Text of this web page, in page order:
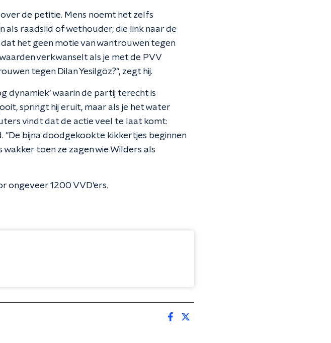
de petitie. Mens noemt het zelfs
als raadslid of wethouder, die link naar de
het geen motie van wantrouwen tegen
verkwanselt als je met de PVV
tegen Dilan Yesilgöz?", zegt hij.
dynamiek' waarin de partij terecht is
springt hij eruit, maar als je het water
vindt dat de actie veel te laat komt:
"De bijna doodgekookte kikkertjes beginnen
wakker toen ze zagen wie Wilders als
ongeveer 1200 VVD’ers.